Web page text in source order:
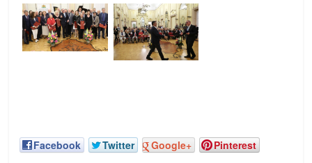
Facebook Twitter Google+ Pinterest